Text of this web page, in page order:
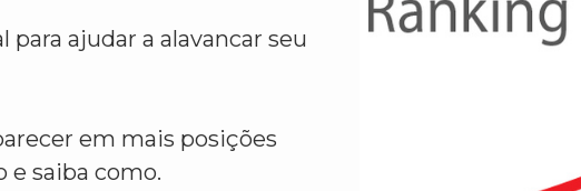
ajudar a alavancar seu
em mais posições
e saiba como.